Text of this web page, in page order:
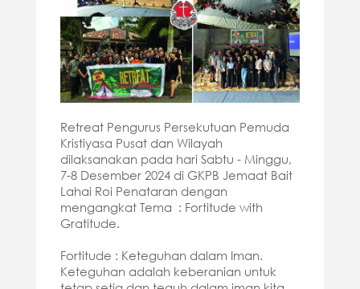
Retreat Pengurus Persekutuan Pemuda
Kristiyasa Pusat dan Wilayah
dilaksanakan pada hari Sabtu - Minggu,
7-8 Desember 2024 di GKPB Jemaat Bait
Lahai Roi Penataran dengan
mengangkat Tema : Fortitude with
Gratitude.
Fortitude : Keteguhan dalam Iman.
Keteguhan adalah keberanian untuk